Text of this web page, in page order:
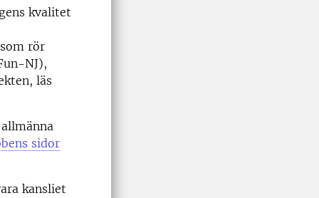
kvalitet
rör
NJ),
läs
sidor
kansliet